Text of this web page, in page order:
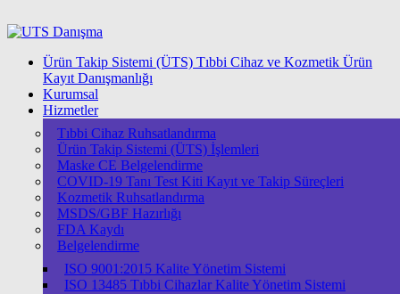
Ürün Takip Sistemi (ÜTS) Tıbbi Cihaz ve Kozmetik Ürün
Kayıt Danışmanlığı
Kurumsal
Hizmetler
Tıbbi Cihaz Ruhsatlandırma
Ürün Takip Sistemi (ÜTS) İşlemleri
Maske CE Belgelendirme
COVID-19 Tanı Test Kiti Kayıt ve Takip Süreçleri
Kozmetik Ruhsatlandırma
MSDS/GBF Hazırlığı
FDA Kaydı
Belgelendirme
ISO 9001:2015 Kalite Yönetim Sistemi
ISО 13485 Tıbbi Cihazlar Kalite Yönetim Sistemi